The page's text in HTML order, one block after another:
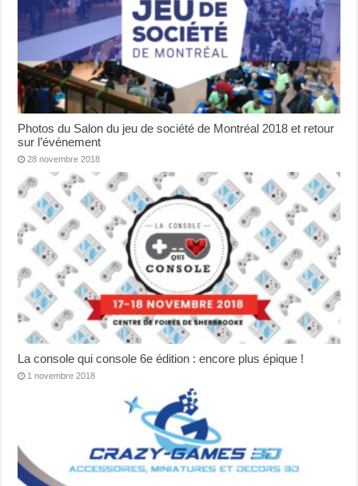
Photos du Salon du jeu de société de Montréal 2018 et retour
sur l’événement
28 novembre 2018
La console qui console 6e édition : encore plus épique !
1 novembre 2018